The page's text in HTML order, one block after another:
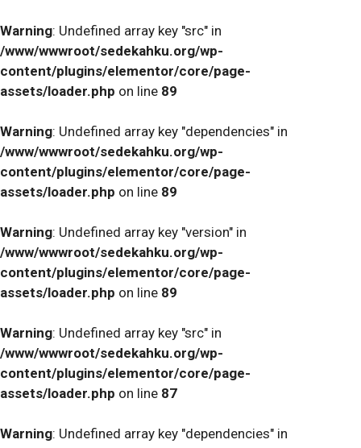
Warning: Undefined array key "src" in
/www/wwwroot/sedekahku.org/wp-
content/plugins/elementor/core/page-
assets/loader.php on line 89
Warning: Undefined array key "dependencies" in
/www/wwwroot/sedekahku.org/wp-
content/plugins/elementor/core/page-
assets/loader.php on line 89
Warning: Undefined array key "version" in
/www/wwwroot/sedekahku.org/wp-
content/plugins/elementor/core/page-
assets/loader.php on line 89
Warning: Undefined array key "src" in
/www/wwwroot/sedekahku.org/wp-
content/plugins/elementor/core/page-
assets/loader.php on line 87
Warning: Undefined array key "dependencies" in